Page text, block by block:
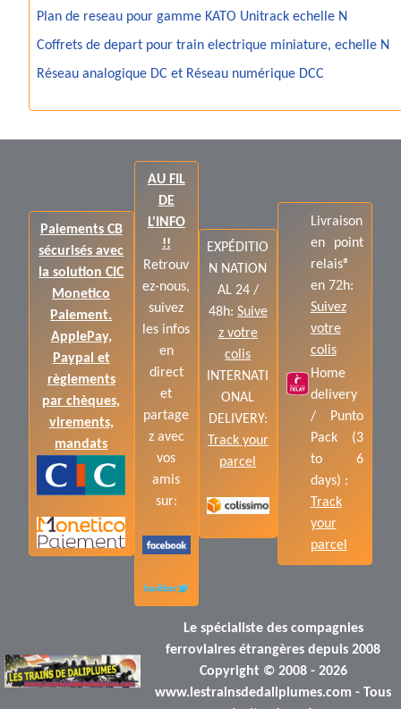
Plan de reseau pour gamme KATO Unitrack echelle N
Coffrets de depart pour train electrique miniature, echelle N
Réseau analogique DC et Réseau numérique DCC
Paiements CB
sécurisés avec
la solution CIC
Monetico
Paiement.
ApplePay,
Paypal et
règlements
par chèques,
virements,
mandats
AU FIL
DE
L'INFO
!!
Retrouv
ez-nous,
suivez
les infos
en
direct
et
partage
z avec
vos
amis
sur:
EXPÉDITIO
N NATION
AL 24 /
48h: Suive
z votre
colis
INTERNATI
ONAL
DELIVERY:
Track your
parcel
Livraison
en point
relais®
en 72h:
Suivez
votre
colis
Home
delivery
/ Punto
Pack (3
to 6
days) :
Track
your
parcel
Le spécialiste des compagnies
ferroviaires étrangères depuis 2008
Copyright © 2008 - 2026
www.lestrainsdedaliplumes.com - Tous